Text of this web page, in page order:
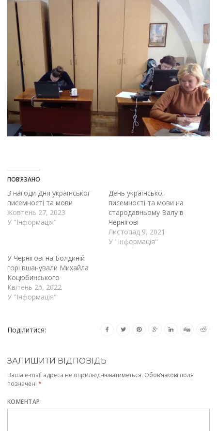
ПОВ’ЯЗАНО
З нагоди Дня української
писемності та мови
Жовтень 27, 2023
У "Інформація"
День української
писемності та мови на
стародавньому Валу в
Чернігові
Листопад 9, 2021
У "Інформація"
У Чернігові на Болдиній
горі вшанували Михайла
Коцюбинського
Квітень 26, 2022
У "Інформація"
Поділитися:
ЗАЛИШИТИ ВІДПОВІДЬ
Ваша e-mail адреса не оприлюднюватиметься. Обов’язкові поля
позначені *
КОМЕНТАР